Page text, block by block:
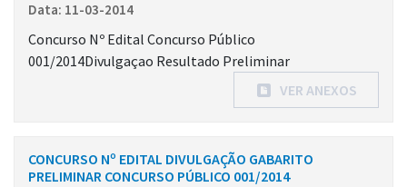
Data: 11-03-2014
Concurso Nº Edital Concurso Público
001/2014Divulgaçao Resultado Preliminar
VER ANEXOS
CONCURSO Nº EDITAL DIVULGAÇÃO GABARITO
PRELIMINAR CONCURSO PÚBLICO 001/2014